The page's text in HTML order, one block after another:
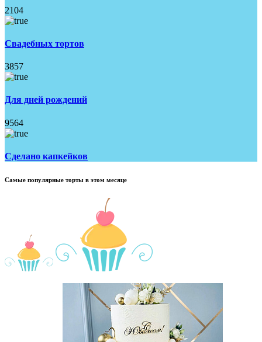
2104
Свадебных тортов
3857
Для дней рождений
9564
Сделано капкейков
Самые популярные торты в этом месяце